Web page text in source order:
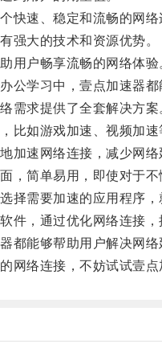
速、稳定和流畅的网络
大的技术和资源优势。
户畅享流畅的网络体验
学习中，壹点加速器都
求提供了全套解决方案
如游戏加速、视频加速
速网络连接，减少网络
简单易用，即使对于不
需要加速的应用程序，
，通过优化网络连接，
能够帮助用户解决网络
络连接，不妨试试壹点